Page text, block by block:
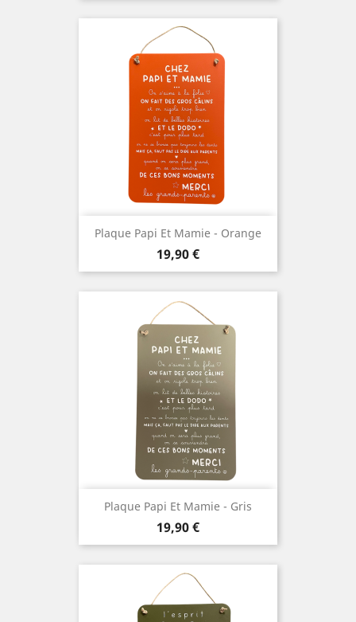
Plaque Papi Et Mamie - Orange
Prix
19,90 €
Plaque Papi Et Mamie - Gris
Prix
19,90 €